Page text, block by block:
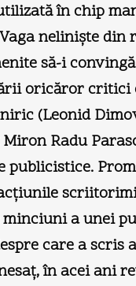
în chip
nelinişte
să-i
oricăror critici
(Leonid
Radu
a unei
care a scris
în acei ani